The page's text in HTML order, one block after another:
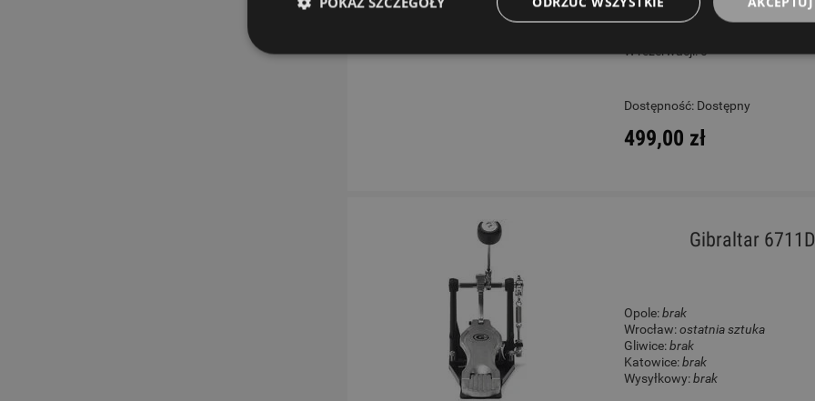
Wysyłkowy:brak
W rezerwacji: 0
Dostępność: Dostępny
499,00 zł
Gibraltar
Opole:brak
Wrocław:ostatnia sztuka
Gliwice:brak
Katowice:brak
Wysyłkowy:brak